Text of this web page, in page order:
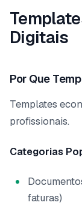
Digitais
Por Que
Templates
profissionais.
Categorias
faturas)